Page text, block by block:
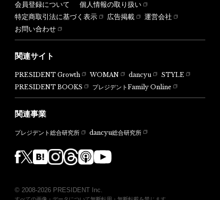
会員登録について
個人情報の取り扱い
特定商取引法に基づく表示
広告掲載
運営会社
お問い合わせ
関連サイト
PRESIDENT Growth WOMAN dancyu
STYLE
PRESIDENT BOOKS
プレジデントFamily Online
関連事業
プレジデント総合研究所 dancyu総合研究所
© 2008-2026 PRESIDENT Inc.